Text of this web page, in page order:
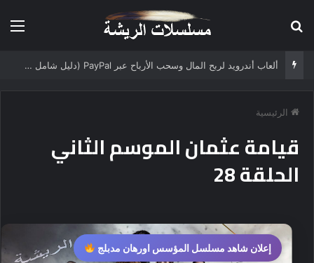
ألعاب أندرويد لربح المال وسحب الأرباح عبر PayPal (دليل شامل 2025)
الرئيسية
قيامة عثمان الموسم الثاني
الحلقة 28
إعلان شاهد مسلسل المؤسس اورهان مدبلج